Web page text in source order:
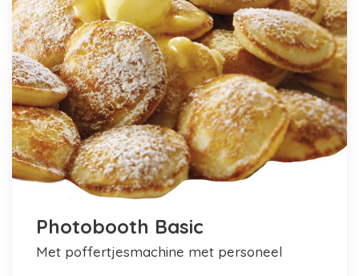
Photobooth Basic
met poffertjesmachine met personeel